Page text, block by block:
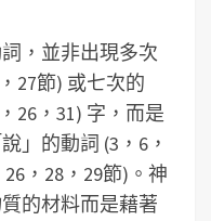
，並非出現多次
27節) 或七次的
26，31) 字，而是
」的動詞 (3，6，
，28，29節)。神
的材料而是藉著